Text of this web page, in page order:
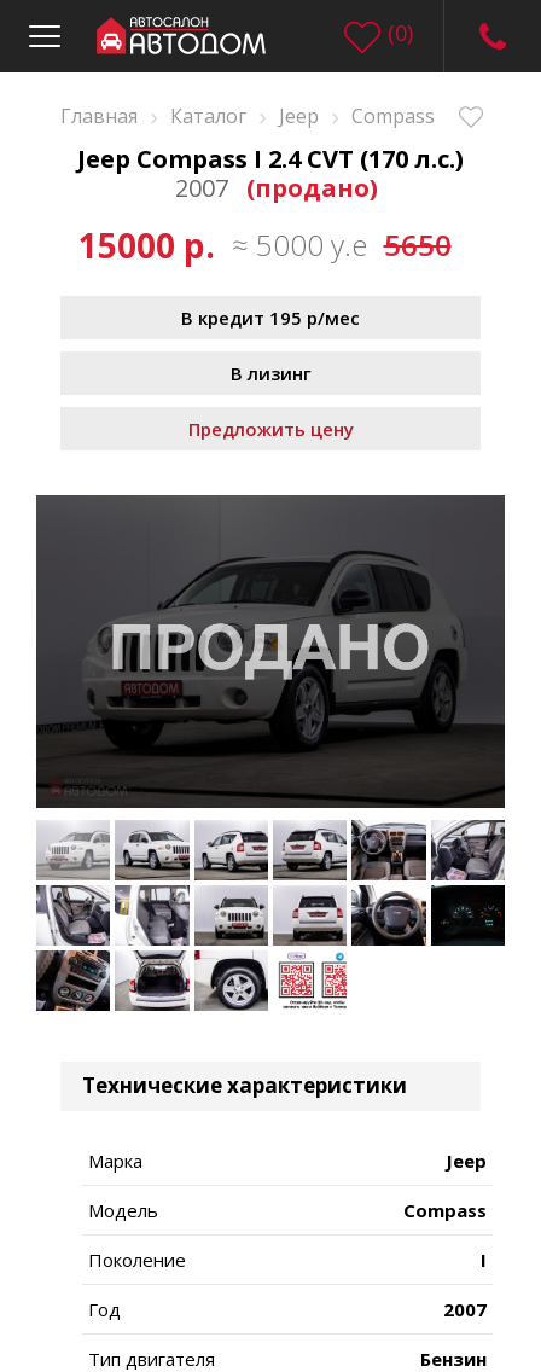
(0)
Главная › Каталог › Jeep › Compass
Jeep Compass I 2.4 CVT (170 л.с.)
2007 (продано)
15000 р. ≈ 5000 у.е 5650
В кредит 195 р/мес
В лизинг
Предложить цену
Технические характеристики
Марка Jeep
Модель Compass
Поколение I
Год 2007
Тип двигателя Бензин